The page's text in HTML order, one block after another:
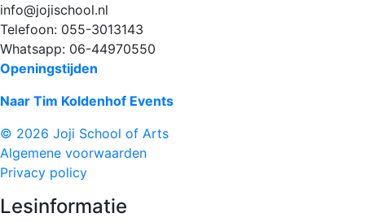
info@jojischool.nl
Telefoon: 055-3013143
Whatsapp: 06-44970550
Openingstijden
Naar Tim Koldenhof Events
© 2026 Joji School of Arts
Algemene voorwaarden
Privacy policy
Lesinformatie